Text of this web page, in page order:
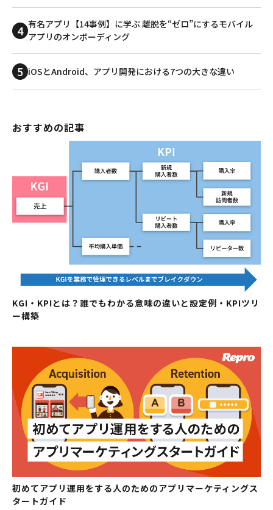
有名アプリ【14事例】に学ぶ 離脱を“ゼロ”にするモバイル
アプリのオンボーディング
iOSとAndroid、アプリ開発における7つの大きな違い
おすすめの記事
KGI・KPIとは？誰でもわかる意味の違いと設定例・KPIツリ
ー構築
初めてアプリ運用をする人のためのアプリマーケティングス
タートガイド